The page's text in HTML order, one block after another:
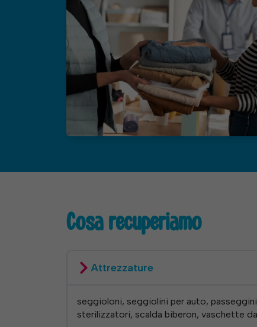
Cosa recuperiamo
Attrezzature
seggioloni, seggiolini per auto,
sterilizzatori, scalda biberon, vaschette